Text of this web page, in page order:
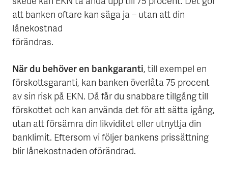
att banken oftare kan säga ja – utan att din
lånekostnad
förändras.
När du behöver en bankgaranti, till exempel en
förskottsgaranti, kan banken överlåta 75 procent
av sin risk på EKN. Då får du snabbare tillgång till
förskottet och kan använda det för att sätta igång,
utan att försämra din likviditet eller utnyttja din
banklimit. Eftersom vi följer bankens prissättning
blir lånekostnaden oförändrad.